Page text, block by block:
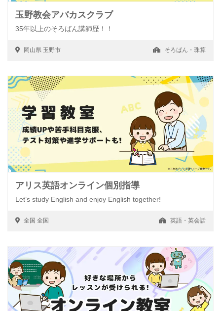
玉野教会アバカスクラブ
35年以上のそろばん講師歴！！
岡山県 玉野市 そろばん・珠算
アリス英語オンライン個別指導
Let’s study English and enjoy English together!
全国 全国 英語・英会話